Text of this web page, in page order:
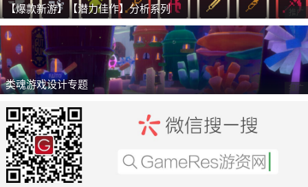
【爆款新游】【潜力佳作】分析系列 推广
类魂游戏设计专题 推广